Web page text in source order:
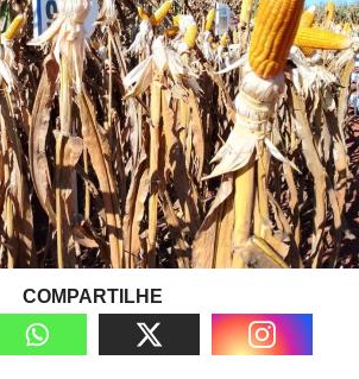
COMPARTILHE